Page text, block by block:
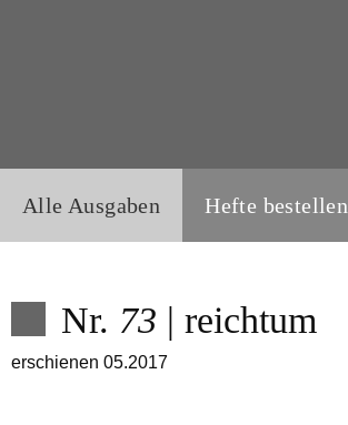
Alle Ausgaben Hefte bestellen
Nr. 73 | reichtum
erschienen 05.2017